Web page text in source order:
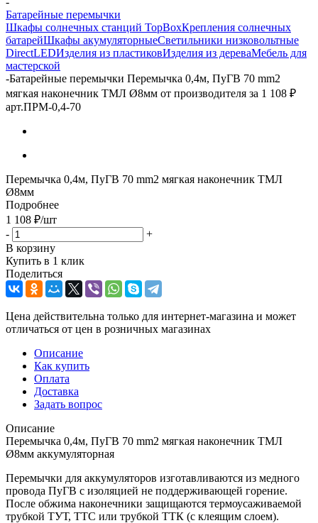
Батарейные перемычки
Шкафы солнечных станций TopBoxКрепления солнечных
батарейШкафы акумуляторныеСветильники низковольтные
DirectLEDИзделия из пластиковИзделия из дереваМебель для
мастерской
-Батарейные перемычки Перемычка 0,4м, ПуГВ 70 mm2
мягкая наконечник ТМЛ Ø8мм от производителя за 1 108 ₽
арт.ПРМ-0,4-70
Перемычка 0,4м, ПуГВ 70 mm2 мягкая наконечник ТМЛ
Ø8мм
Подробнее
1 108 ₽/шт
-
+
В корзину
Купить в 1 клик
Поделиться
Цена действительна только для интернет-магазина и может
отличаться от цен в розничных магазинах
Описание
Как купить
Оплата
Доставка
Задать вопрос
Описание
Перемычка 0,4м, ПуГВ 70 mm2 мягкая наконечник ТМЛ
Ø8мм аккумуляторная
Перемычки для аккумуляторов изготавливаются из медного
провода ПуГВ с изоляцией не поддерживающей горение.
После обжима наконечники защищаются термоусаживаемой
трубкой ТУТ, ТТС или трубкой ТТК (с клеящим слоем).